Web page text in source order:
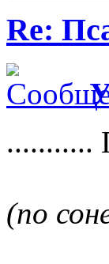
Re:
...........
(по